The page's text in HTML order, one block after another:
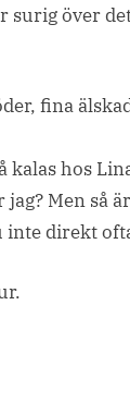
surig över
fina
kalas hos
Men så
inte direkt